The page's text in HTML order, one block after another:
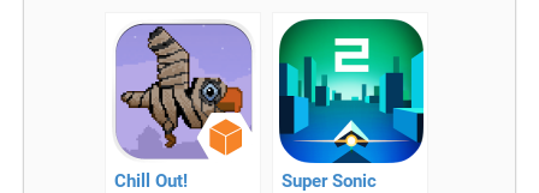
раннер
Chill Out!
Super Sonic